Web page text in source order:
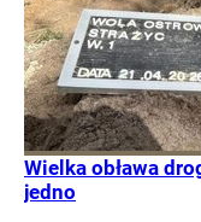
Wielka obława
jedno